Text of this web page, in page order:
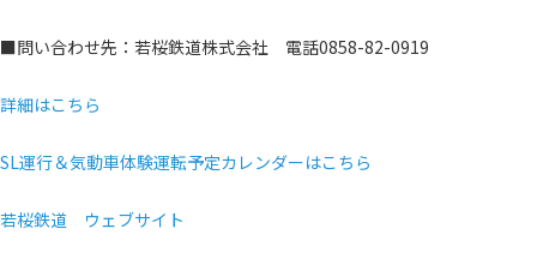
■問い合わせ先：若桜鉄道株式会社 電話0858-82-0919
詳細はこちら
SL運行＆気動車体験運転予定カレンダーはこちら
若桜鉄道 ウェブサイト